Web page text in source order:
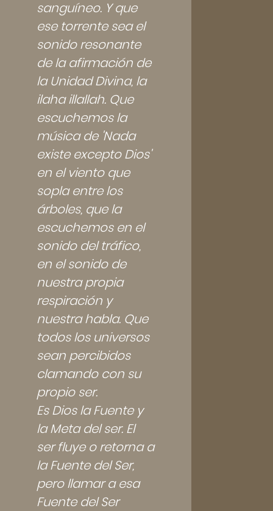
sanguíneo. Y que
ese torrente sea el
sonido resonante
de la afirmación de
la Unidad Divina, la
ilaha illallah. Que
escuchemos la
música de 'Nada
existe excepto Dios'
en el viento que
sopla entre los
árboles, que la
escuchemos en el
sonido del tráfico,
en el sonido de
nuestra propia
respiración y
nuestra habla. Que
todos los universos
sean percibidos
clamando con su
propio ser.
Es Dios la Fuente y
la Meta del ser. El
ser fluye o retorna a
la Fuente del Ser,
pero llamar a esa
Fuente del Ser